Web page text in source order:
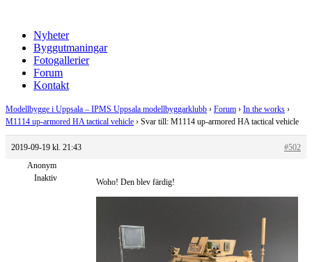
Nyheter
Byggutmaningar
Fotogallerier
Forum
Kontakt
Modellbygge i Uppsala – IPMS Uppsala modellbyggarklubb › Forum › In the works ›
M1114 up-armored HA tactical vehicle › Svar till: M1114 up-armored HA tactical vehicle
2019-09-19 kl. 21:43
#502
Anonym
Inaktiv
Woho! Den blev färdig!